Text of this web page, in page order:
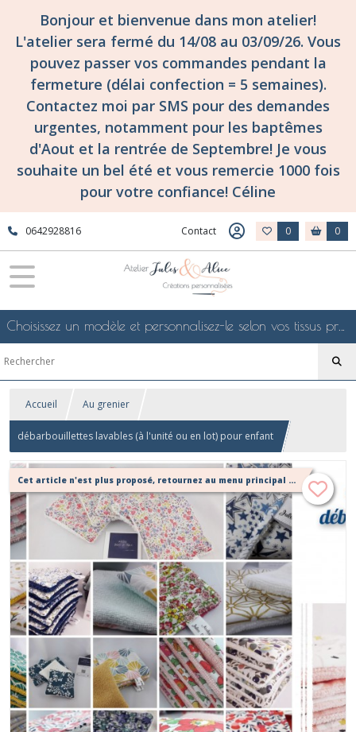
Bonjour et bienvenue dans mon atelier!
L'atelier sera fermé du 14/08 au 03/09/26. Vous
pouvez passer vos commandes pendant la
fermeture (délai confection = 5 semaines).
Contactez moi par SMS pour des demandes
urgentes, notamment pour les baptêmes
d'Aout et la rentrée de Septembre! Je vous
souhaite un bel été et vous remercie 1000 fois
pour votre confiance! Céline
0642928816 Contact 0 0
Choisissez un modèle et personnalisez-le selon vos tissus préférés de mes collections en ligne, je le confectionnerai selon vos souhaits
Accueil Au grenier
débarbouillettes lavables (à l'unité ou en lot) pour enfant
Cet article n'est plus proposé, retournez au menu principal ou contactez moi!